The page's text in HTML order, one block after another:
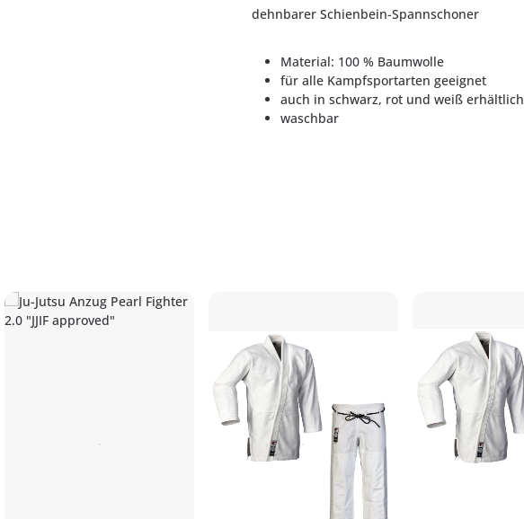
dehnbarer Schienbein-Spannschoner
Material: 100 % Baumwolle
für alle Kampfsportarten geeignet
auch in schwarz, rot und weiß erhältlich
waschbar